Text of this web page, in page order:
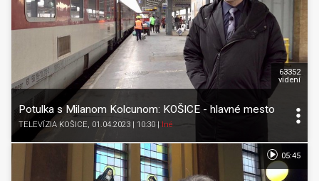
Potulka s Milanom Kolcunom: KOŠICE - hlavné mesto
TELEVÍZIA KOŠICE, 01.04.2023 | 10:30 | Iné
63352
videní
05:45